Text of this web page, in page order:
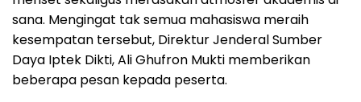
sana. Mengingat tak semua mahasiswa meraih
kesempatan tersebut, Direktur Jenderal Sumber
Daya Iptek Dikti, Ali Ghufron Mukti memberikan
beberapa pesan kepada peserta.